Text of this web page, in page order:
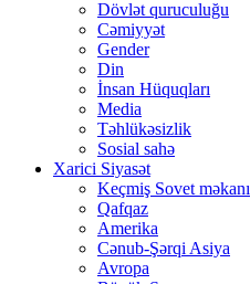
Dövlət quruculuğu
Cəmiyyət
Gender
Din
İnsan Hüquqları
Media
Təhlükəsizlik
Sosial sahə
Xarici Siyasət
Keçmiş Sovet məkanı
Qafqaz
Amerika
Cənub-Şərqi Asiya
Avropa